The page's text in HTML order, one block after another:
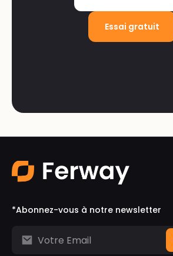
Essai gratuit
*Abonnez-vous à notre newsletter